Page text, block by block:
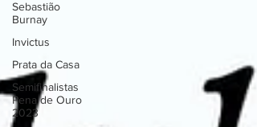
Sebastião
Burnay
Invictus
Prata da Casa
Semifinalistas
Pena de Ouro
2023